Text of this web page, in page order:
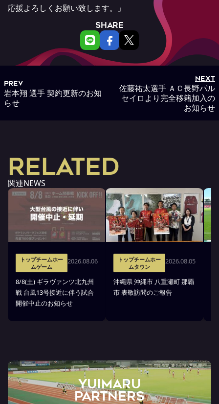
応援よろしくお願い致します。」
SHARE
PREV
岩本翔 選手 契約更新のお知
らせ
NEXT
佐藤祐太選手 ＡＣ長野パル
セイロより完全移籍加入の
お知らせ
RELATED
関連NEWS
トップチームホー
ムゲーム
2026.08.06
8/8(土) ギラヴァンツ北九州
戦 台風13号接近に伴う試合
開催中止のお知らせ
トップチームホー
ムタウン
2026.08.05
沖縄県 沖縄市 八重瀬町 那覇
市 表敬訪問のご報告
YUIMARU
Partners